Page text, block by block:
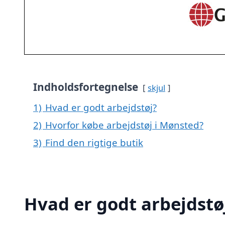
Indholdsfortegnelse skjul
1) Hvad er godt arbejdstøj?
2) Hvorfor købe arbejdstøj i Mønsted?
3) Find den rigtige butik
Hvad er godt